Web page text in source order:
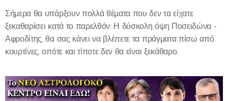
Σήμερα θα υπάρξουν πολλά θέματα που δεν τα είχατε
ξεκαθαρίσει κατά το παρελθόν. Η δύσκολη όψη Ποσειδώνα -
Αφροδίτης, θα σας κάνει να βλέπετε τα πράγματα πίσω από
κουρτίνες, οπότε και τίποτε δεν θα είναι ξεκάθαρο.